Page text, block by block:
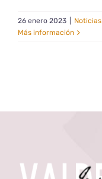
26 enero 2023 Noticias
Más información